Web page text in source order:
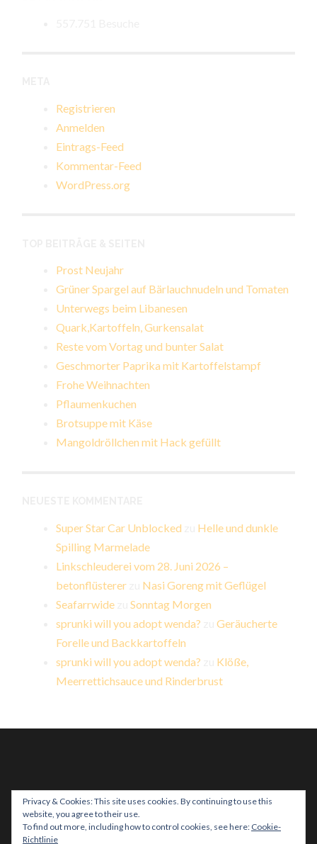
Registrieren
Anmelden
Eintrags-Feed
Kommentar-Feed
WordPress.org
Prost Neujahr
Grüner Spargel auf Bärlauchnudeln und Tomaten
Unterwegs beim Libanesen
Quark,Kartoffeln, Gurkensalat
Reste vom Vortag und bunter Salat
Geschmorter Paprika mit Kartoffelstampf
Frohe Weihnachten
Pflaumenkuchen
Brotsuppe mit Käse
Mangoldröllchen mit Hack gefüllt
Super Star Car Unblocked
Helle und dunkle
Spilling Marmelade
Linkschleuderei vom 28. Juni 2026 –
betonflüsterer
Nasi Goreng mit Geflügel
Seafarrwide zuSonntag Morgen
sprunki will you adopt wenda? zuGeräucherte
Forelle und Backkartoffeln
sprunki will you adopt wenda?
Klöße,
Meerrettichsauce und Rinderbrust
PROUDLY POWERED BY WORDPRESS |
THEME:
HEMINGWAY REWRITTEN VON
Privacy & Cookies: This site uses cookies. By continuing to use this
website, you agree to their use.
To find out more, including how to control cookies, see here: Cookie-
Richtlinie